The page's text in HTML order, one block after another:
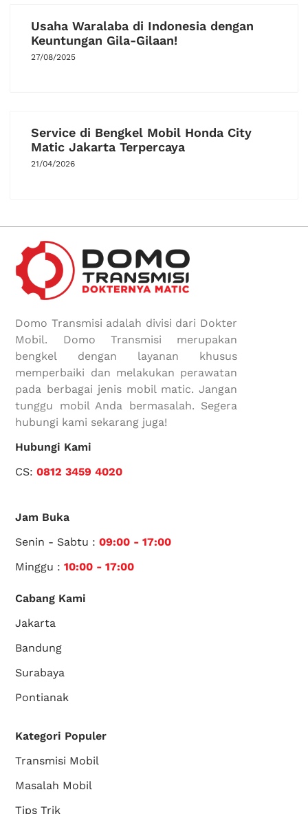
Usaha Waralaba di Indonesia dengan
Keuntungan Gila-Gilaan!
27/08/2025
Service di Bengkel Mobil Honda City
Matic Jakarta Terpercaya
21/04/2026
Domo Transmisi adalah divisi dari Dokter
Mobil. Domo Transmisi merupakan
bengkel dengan layanan khusus
memperbaiki dan melakukan perawatan
pada berbagai jenis mobil matic. Jangan
tunggu mobil Anda bermasalah. Segera
hubungi kami sekarang juga!
Hubungi Kami
CS:0812 3459 4020
Jam Buka
Senin - Sabtu :09:00 - 17:00
Minggu :10:00 - 17:00
Cabang Kami
Jakarta
Bandung
Surabaya
Pontianak
Kategori Populer
Transmisi Mobil
Masalah Mobil
Tips Trik